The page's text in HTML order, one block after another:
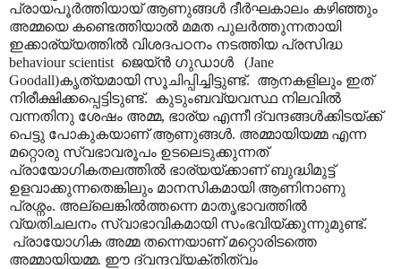
പ്രായപൂർത്തിയായ് ആണുങ്ങൾ ദീർഘകാലം കഴിഞ്ഞും
അമ്മയെ കണ്ടെത്തിയാൽ മമത പുലർത്തുന്നതായി
ഇക്കാര്യ്യത്തിൽ വിശദപഠനം നടത്തിയ പ്രസിദ്ധ
behaviour scientist ജെയ്ൻ ഗുഡാൾ (Jane
Goodall)കൃത്യമായി സൂചിപ്പിച്ചിട്ടുണ്ട്. ആനകളിലും ഇത്
നിരീക്ഷിക്കപ്പെട്ടിടുണ്ട്. കുടുംബവ്യവസ്ഥ നിലവിൽ
വന്നതിനു ശേഷം അമ്മ, ഭാര്യ എന്നീ ദ്വന്ദങ്ങൾക്കിടയ്ക്ക്
പെട്ടു പോകുകയാണ് ആണുങ്ങൾ. അമ്മായിയമ്മ എന്ന
മറ്റൊരു സ്വഭാവരൂപം ഉടലെടുക്കുന്നത്
പ്രായോഗികതലത്തിൽ ഭാര്യയ്ക്കാണ് ബുദ്ധിമുട്ട്
ഉളവാക്കുന്നതെങ്കിലും മാനസികമായി ആണിനാണു
പ്രശ്നം. അല്ലെങ്കിൽത്തന്നെ മാതൃഭാവത്തിൽ
വ്യതിചലനം സ്വാഭാവികമായി സംഭവിയ്ക്കുന്നുമുണ്ട്.
പ്രായോഗിക അമ്മ തന്നെയാണ് മറ്റൊരിടത്തെ
അമ്മായിയമ്മ. ഈ ദ്വന്ദവ്യക്തിത്വം